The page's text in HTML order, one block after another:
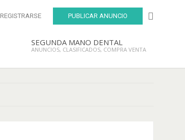
REGISTRARSE PUBLICAR ANUNCIO
SEGUNDA MANO DENTAL
ANUNCIOS, CLASIFICADOS, COMPRA VENTA